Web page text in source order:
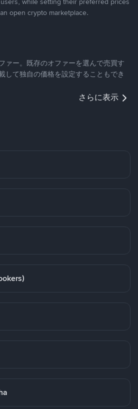
open crypto marketplace.
ァー。既存のオファーを選んで売買す
して独自の価格を設定することもでき
さらに表示